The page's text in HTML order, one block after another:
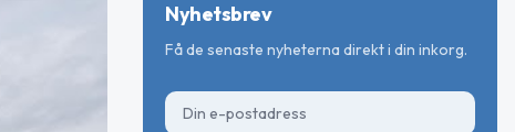
Nyhetsbrev
Få de senaste nyheterna direkt i din inkorg.